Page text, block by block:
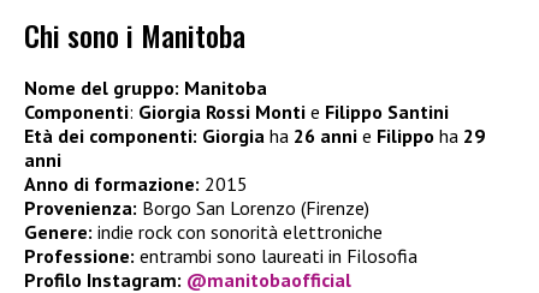
Chi sono i Manitoba
Nome del gruppo: Manitoba
Componenti: Giorgia Rossi Monti e Filippo Santini
Età dei componenti: Giorgia ha 26 anni e Filippo ha 29
anni
Anno di formazione: 2015
Provenienza: Borgo San Lorenzo (Firenze)
Genere: indie rock con sonorità elettroniche
Professione: entrambi sono laureati in Filosofia
Profilo Instagram: @manitobaofficial